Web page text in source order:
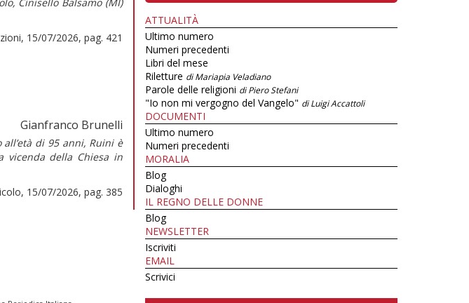
15/07/2026, pag. 421
Gianfranco Brunelli
di 95 anni, Ruini è
vicenda della Chiesa in
15/07/2026, pag. 385
ATTUALITÀ
Ultimo numero
Numeri precedenti
Libri del mese
Riletture di Mariapia Veladiano
Parole delle religioni di Piero Stefani
"Io non mi vergogno del Vangelo" di Luigi Accattoli
DOCUMENTI
Ultimo numero
Numeri precedenti
MORALIA
Blog
Dialoghi
IL REGNO DELLE DONNE
Blog
NEWSLETTER
Iscriviti
EMAIL
Scrivici